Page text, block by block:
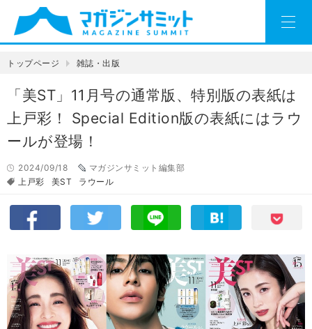
トップページ 雑誌・出版
「美ST」11月号の通常版、特別版の表紙は
上戸彩！ Special Edition版の表紙にはラウ
ールが登場！
2024/09/18
マガジンサミット編集部
上戸彩
美ST ラウール